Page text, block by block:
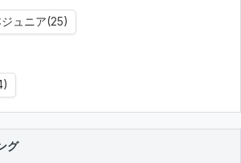
ュニア(25)
グ